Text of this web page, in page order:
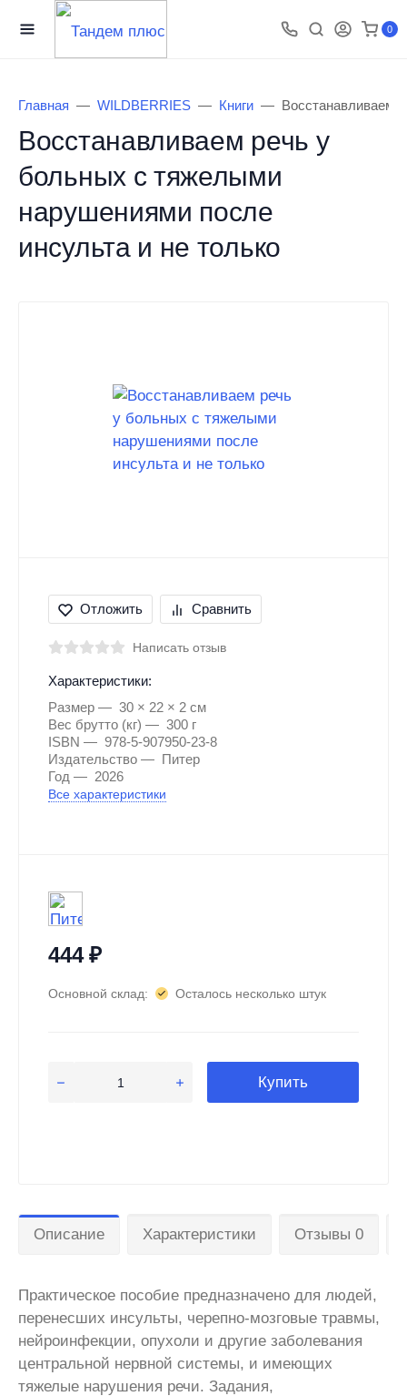
0
Главная WILDBERRIES Книги Восстанавливаем
Восстанавливаем речь у
больных с тяжелыми
нарушениями после
инсульта и не только
Отложить Сравнить
Написать отзыв
Характеристики:
Размер
30 × 22 × 2 см
Вес брутто (кг)
300 г
ISBN
978-5-907950-23-8
Издательство
Питер
Год
2026
Все характеристики
444₽
Основной склад: Осталось несколько штук
Купить
Описание Характеристики Отзывы 0
Практическое пособие предназначено для людей,
перенесших инсульты, черепно-мозговые травмы,
нейроинфекции, опухоли и другие заболевания
центральной нервной системы, и имеющих
тяжелые нарушения речи. Задания,